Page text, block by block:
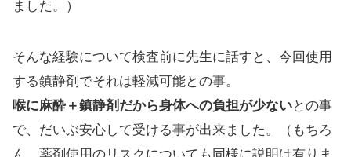
ました。）
そんな経験について検査前に先生に話すと、今回使用
する鎮静剤でそれは軽減可能との事。
喉に麻酔＋鎮静剤だから身体への負担が少ないとの事
で、だいぶ安心して受ける事が出来ました。（もちろ